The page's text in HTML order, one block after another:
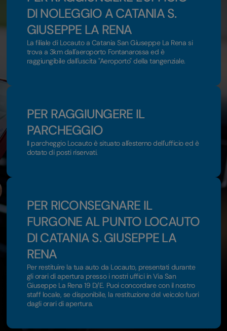
DI NOLEGGIO A CATANIA S.
GIUSEPPE LA RENA
La filiale di Locauto a Catania San Giuseppe La Rena si
trova a 3km dall'aeroporto Fontanarossa ed è
raggiungibile dall'uscita "Aeroporto" della tangenziale.
PER RAGGIUNGERE IL
PARCHEGGIO
Il parcheggio Locauto è situato all'esterno dell'ufficio ed è
dotato di posti riservati.
PER RICONSEGNARE IL
FURGONE AL PUNTO LOCAUTO
DI CATANIA S. GIUSEPPE LA
RENA
Per restituire la tua auto da Locauto, presentati durante
gli orari di apertura presso i nostri uffici in Via San
Giuseppe La Rena 19 D/E. Puoi concordare con il nostro
staff locale, se disponibile, la restituzione del veicolo fuori
dagli orari di apertura.